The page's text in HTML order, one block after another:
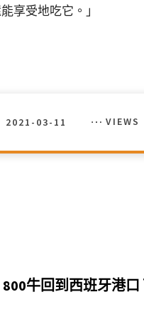
享受地吃它。」
2021-03-11 VIEWS
牛回到西班牙港口